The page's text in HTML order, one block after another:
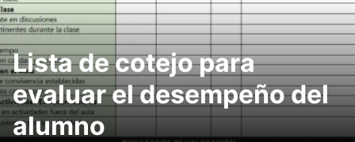
Lista de cotejo para
evaluar el desempeño del
alumno